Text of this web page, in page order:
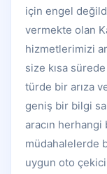
için engel
vermekte olan
hizmetlerimizi
size kısa sürede
türde bir arıza
geniş bir bilgi
aracın herhangi
müdahalelerde
uygun oto çekici